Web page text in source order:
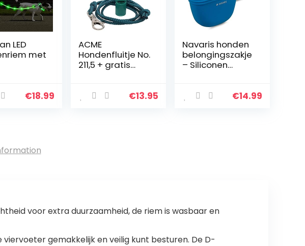
LED
met
groen
€18.99
ACME
Hondenfluitje No.
211,5 + gratis
Engeland |
€13.95
Navaris honden
belongingszakje
– Siliconen
Traktatiezakje
€14.99
voor extra duurzaamheid, de riem is wasbaar en
gemakkelijk en veilig kunt besturen. De D-